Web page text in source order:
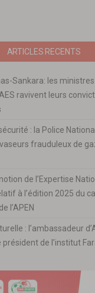
ARTICLES RECENTS
Sankara: les
ravivent leurs
: la Police
frauduleux de
de l’Expertise
à l’édition 2025 du
l’APEN
: l’ambassadeur
président de l’institut